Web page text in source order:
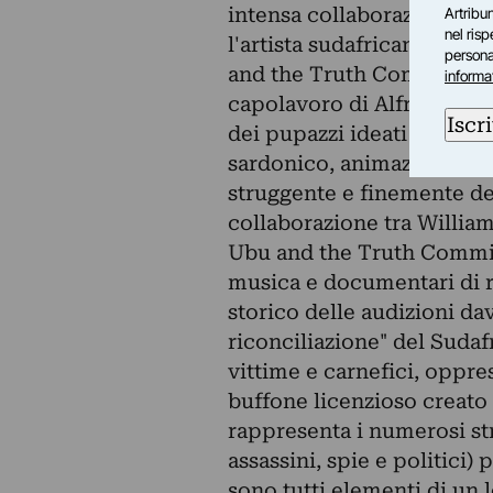
intensa collaborazione
l'artista sudafricano
and the Truth
capolavoro di Alfred
dei pupazzi ideati dalla
sardonico, animazione
struggente e finemente
collaborazione tra
Ubu and the Truth
musica e documentari di
storico delle audizioni
riconciliazione" del
vittime e carnefici,
buffone licenzioso creato
rappresenta i numerosi
assassini, spie e politici)
nel